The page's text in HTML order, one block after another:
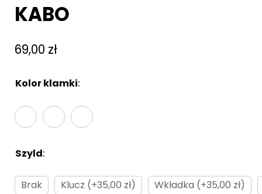
KABO
69,00 zł
Kolor klamki:
Szyld:
Brak Klucz (+35,00 zł)
Wkładka (+35,00 zł)